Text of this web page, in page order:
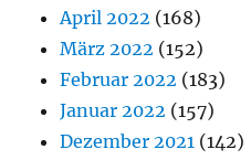
April 2022 (168)
März 2022 (152)
Februar 2022 (183)
Januar 2022 (157)
Dezember 2021 (142)